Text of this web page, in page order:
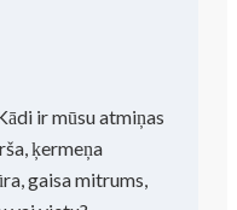
ir mūsu atmiņas
ķermeņa
gaisa mitrums,